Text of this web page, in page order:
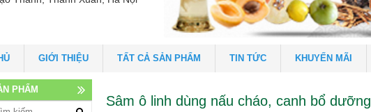
GIỚI THIỆU TẤT CẢ SẢN PHẨM TIN TỨC KHUYẾN MÃI
Sâm ô linh dùng nấu cháo, canh bổ dưỡng
PHẨM